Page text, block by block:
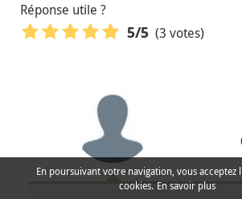
Réponse utile ?
5/5 (3 votes)
En poursuivant votre navigation, vous acceptez
cookies. En savoir plus